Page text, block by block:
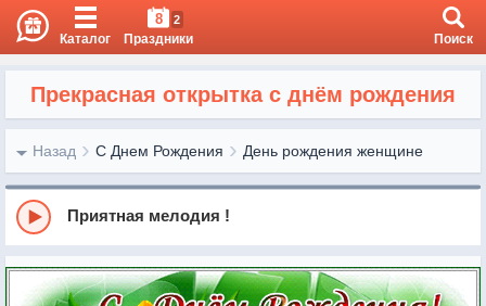
Каталог
8 2
Праздники Поиск
Прекрасная открытка с днём рождения
Назад С Днем Рождения День рождения женщине
Приятная мелодия !